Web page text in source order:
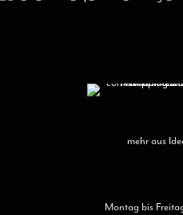
mehr aus
Montag bis